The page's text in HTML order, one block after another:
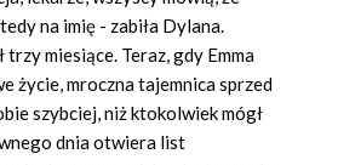
na imię - zabiła Dylana.
trzy miesiące. Teraz, gdy Emma
życie, mroczna tajemnica sprzed
szybciej, niż ktokolwiek mógł
dnia otwiera list